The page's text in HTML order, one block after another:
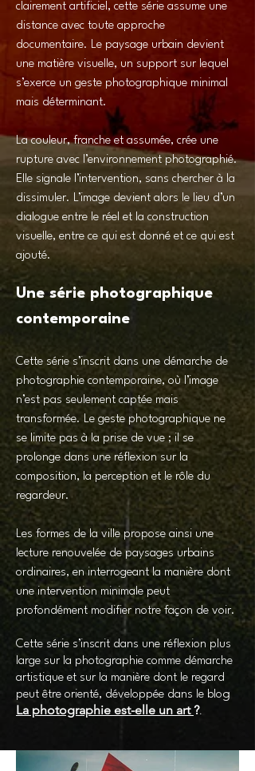
clairement artificiel, cette série assume une
distance avec toute approche
documentaire. Le paysage urbain devient
une matière visuelle, un support sur lequel
s’exerce un geste photographique minimal
mais déterminant.
La couleur, franche et assumée, crée une
rupture avec l’environnement photographié.
Elle signale l’intervention, sans chercher à la
dissimuler. L’image devient alors le lieu d’un
dialogue entre le réel et la construction
visuelle, entre ce qui est donné et ce qui est
ajouté.
Une série photographique
contemporaine
Cette série s’inscrit dans une démarche de
photographie contemporaine, où l’image
n’est pas seulement captée mais
transformée. Le geste photographique ne
se limite pas à la prise de vue ; il se
prolonge dans une réflexion sur la
composition, la perception et le rôle du
regardeur.
Les formes de la ville propose ainsi une
lecture renouvelée de paysages urbains
ordinaires, en interrogeant la manière dont
une intervention minimale peut
profondément modifier notre façon de voir.
Cette série s’inscrit dans une réflexion plus
large sur la photographie comme démarche
artistique et sur la manière dont le regard
peut être orienté, développée dans le blog
La photographie est-elle un art?.